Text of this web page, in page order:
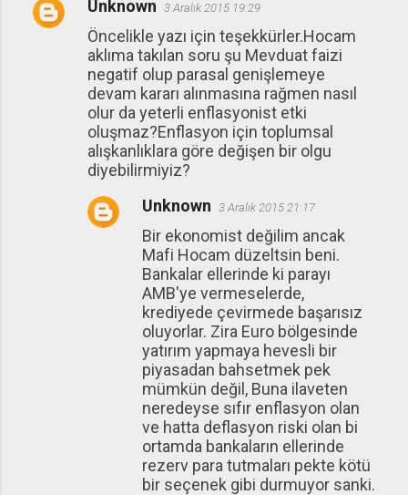
Y
Unknown 3 Aralık 2015 19:29
Öncelikle yazı için teşekkürler.Hocam
aklıma takılan soru şu Mevduat faizi
negatif olup parasal genişlemeye
devam kararı alınmasına rağmen nasıl
olur da yeterli enflasyonist etki
oluşmaz?Enflasyon için toplumsal
alışkanlıklara göre değişen bir olgu
diyebilirmiyiz?
Unknown 3 Aralık 2015 21:17
Bir ekonomist değilim ancak
Mafi Hocam düzeltsin beni.
Bankalar ellerinde ki parayı
AMB'ye vermeselerde,
krediyede çevirmede başarısız
oluyorlar. Zira Euro bölgesinde
yatırım yapmaya hevesli bir
piyasadan bahsetmek pek
mümkün değil, Buna ilaveten
neredeyse sıfır enflasyon olan
ve hatta deflasyon riski olan bi
ortamda bankaların ellerinde
rezerv para tutmaları pekte kötü
bir seçenek gibi durmuyor sanki.